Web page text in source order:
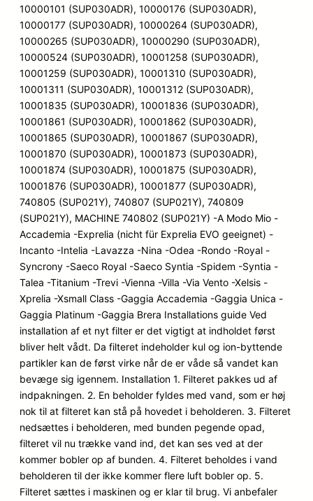
10000101 (SUP030ADR), 10000176 (SUP030ADR),
10000177 (SUP030ADR), 10000264 (SUP030ADR),
10000265 (SUP030ADR), 10000290 (SUP030ADR),
10000524 (SUP030ADR), 10001258 (SUP030ADR),
10001259 (SUP030ADR), 10001310 (SUP030ADR),
10001311 (SUP030ADR), 10001312 (SUP030ADR),
10001835 (SUP030ADR), 10001836 (SUP030ADR),
10001861 (SUP030ADR), 10001862 (SUP030ADR),
10001865 (SUP030ADR), 10001867 (SUP030ADR),
10001870 (SUP030ADR), 10001873 (SUP030ADR),
10001874 (SUP030ADR), 10001875 (SUP030ADR),
10001876 (SUP030ADR), 10001877 (SUP030ADR),
740805 (SUP021Y), 740807 (SUP021Y), 740809
(SUP021Y), MACHINE 740802 (SUP021Y) -A Modo Mio -
Accademia -Exprelia (nicht für Exprelia EVO geeignet) -
Incanto -Intelia -Lavazza -Nina -Odea -Rondo -Royal -
Syncrony -Saeco Royal -Saeco Syntia -Spidem -Syntia -
Talea -Titanium -Trevi -Vienna -Villa -Via Vento -Xelsis -
Xprelia -Xsmall Class -Gaggia Accademia -Gaggia Unica -
Gaggia Platinum -Gaggia Brera Installations guide Ved
installation af et nyt filter er det vigtigt at indholdet først
bliver helt vådt. Da filteret indeholder kul og ion-byttende
partikler kan de først virke når de er våde så vandet kan
bevæge sig igennem. Installation 1. Filteret pakkes ud af
indpakningen. 2. En beholder fyldes med vand, som er høj
nok til at filteret kan stå på hovedet i beholderen. 3. Filteret
nedsættes i beholderen, med bunden pegende opad,
filteret vil nu trække vand ind, det kan ses ved at der
kommer bobler op af bunden. 4. Filteret beholdes i vand
beholderen til der ikke kommer flere luft bobler op. 5.
Filteret sættes i maskinen og er klar til brug. Vi anbefaler